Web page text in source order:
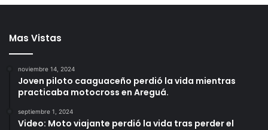
Mas Vistas
noviembre 14, 2024
Joven piloto caaguaceño perdió la vida mientras
practicaba motocross en Areguá.
septiembre 1, 2024
Video: Moto viajante perdió la vida tras perder el